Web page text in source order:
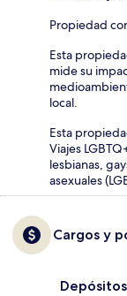
Propiedad
Esta
mide su
local.
Esta
Viajes
lesbianas,
asexuales
Cargos y